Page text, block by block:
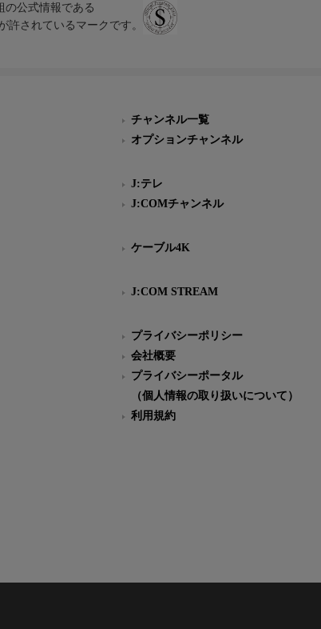
の公式情報である
許されているマークです。
チャンネル一覧
オプションチャンネル
J:テレ
J:COMチャンネル
ケーブル4K
J:COM STREAM
プライバシーポリシー
会社概要
プライバシーポータル
（個人情報の取り扱いについて）
利用規約